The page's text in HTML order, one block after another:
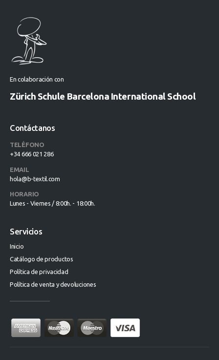
En colaboración con
Zürich Schule Barcelona International School
Contáctanos
TELÉFONO
+34 666 021 286
EMAIL
hola@b-textil.com
HORARIO
Lunes - Viernes / 8:00h. - 18:00h.
Servicios
Inicio
Catálogo de productos
Política de privacidad
Política de venta y devoluciones